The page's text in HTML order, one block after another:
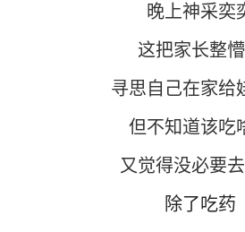
晚上神采奕
这把家长整
寻思自己在家给
但不知道该吃
又觉得没必要
除了吃药